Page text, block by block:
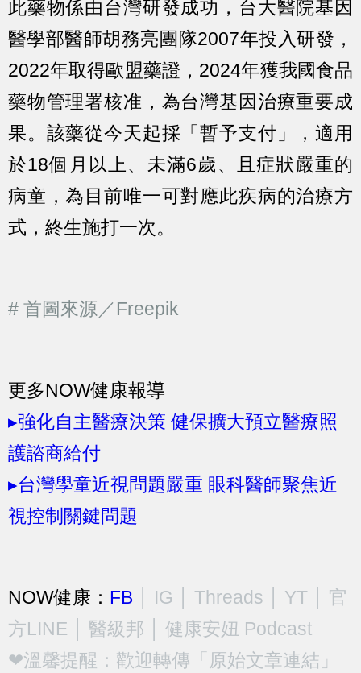
此藥物係由台灣研發成功，台大醫院基因
醫學部醫師胡務亮團隊2007年投入研發，
2022年取得歐盟藥證，2024年獲我國食品
藥物管理署核准，為台灣基因治療重要成
果。該藥從今天起採「暫予支付」，適用
於18個月以上、未滿6歲、且症狀嚴重的
病童，為目前唯一可對應此疾病的治療方
式，終生施打一次。
# 首圖來源／Freepik
更多NOW健康報導
▸強化自主醫療決策 健保擴大預立醫療照
護諮商給付
▸台灣學童近視問題嚴重 眼科醫師聚焦近
視控制關鍵問題
NOW健康： FB│ IG Threads YT│ 官
方LINE
醫級邦
健康安妞 Podcast
❤溫馨提醒：歡迎轉傳「原始文章連結」